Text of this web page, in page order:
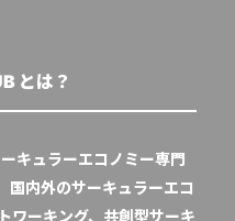
とは？
キュラーエコノミー専門
国内外のサーキュラーエコ
ワーキング、共創型サーキ